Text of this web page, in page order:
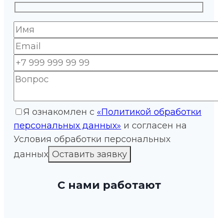
Я ознакомлен с «Политикой обработки
персональных данных» и согласен на
Условия обработки персональных
данных
С нами работают